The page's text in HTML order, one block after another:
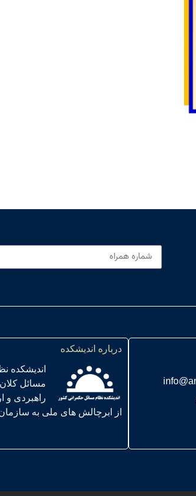
درباره اندیشکده
اندیشکده
مسائل
راهبردی و
از ابرچالش های ملی به سازمان ها و